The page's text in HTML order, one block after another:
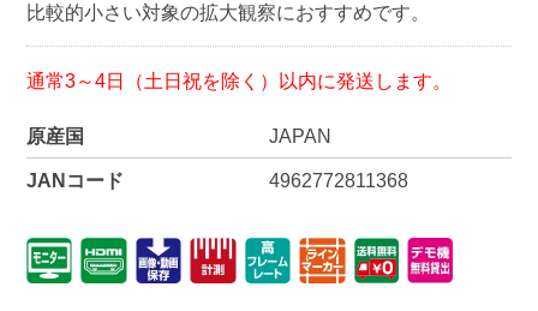
比較的小さい対象の拡大観察におすすめです。
通常3～4日（土日祝を除く）以内に発送します。
原産国 JAPAN
JANコード 4962772811368